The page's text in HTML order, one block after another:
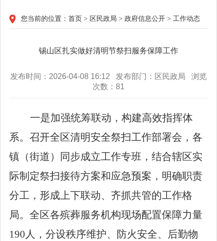
您当前的位置： 首页 > 区民政局 > 政府信息公开 > 工作动态
锡山区扎实做好清明节祭扫服务保障工作
发布时间：2026-04-08 16:12 发布部门：区民政局 浏览
次数： 81
一是加强统筹联动，构建高效指挥体
系。 召开全区清明安全祭扫工作部署会，各
镇（街道）同步成立工作专班，结合辖区实
际制定祭扫接待方案和应急预案，明确职责
分工，形成上下联动、齐抓共管的工作格
局。全区各殡葬服务机构现场配置保障力量
190人，分设秩序维护、防火安全、后勤物